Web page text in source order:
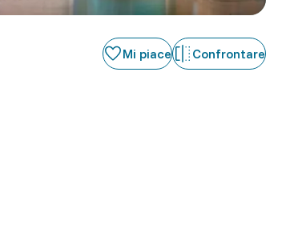
Mi piace Confrontare